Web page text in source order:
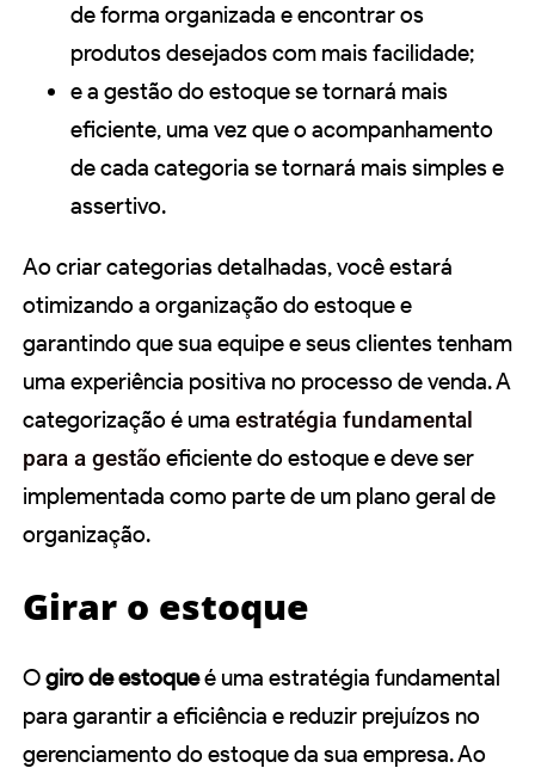
de forma organizada e encontrar os
produtos desejados com mais facilidade;
e a gestão do estoque se tornará mais
eficiente, uma vez que o acompanhamento
de cada categoria se tornará mais simples e
assertivo.
Ao criar categorias detalhadas, você estará
otimizando a organização do estoque e
garantindo que sua equipe e seus clientes tenham
uma experiência positiva no processo de venda. A
categorização é uma estratégia fundamental
para a gestão eficiente do estoque e deve ser
implementada como parte de um plano geral de
organização.
Girar o estoque
Ogiro de estoqueé uma estratégia fundamental
para garantir a eficiência e reduzir prejuízos no
gerenciamento do estoque da sua empresa. Ao